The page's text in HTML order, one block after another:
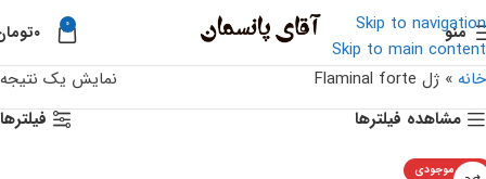
Skip to navigation
Skip to main content
منو 0 ۰
خانه » ژل Flaminal forte
نمایش یک نتیجه
مشاهده فیلترها
فیلترها
اتمام موجودی